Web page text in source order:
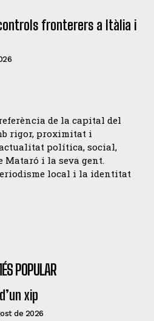
fronterers a Itàlia i
de la capital del
rigor, proximitat i
política, social,
Mataró i la seva gent.
local i la identitat
POPULAR
xip
de 2026